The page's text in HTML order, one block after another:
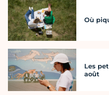
Où
Les
août